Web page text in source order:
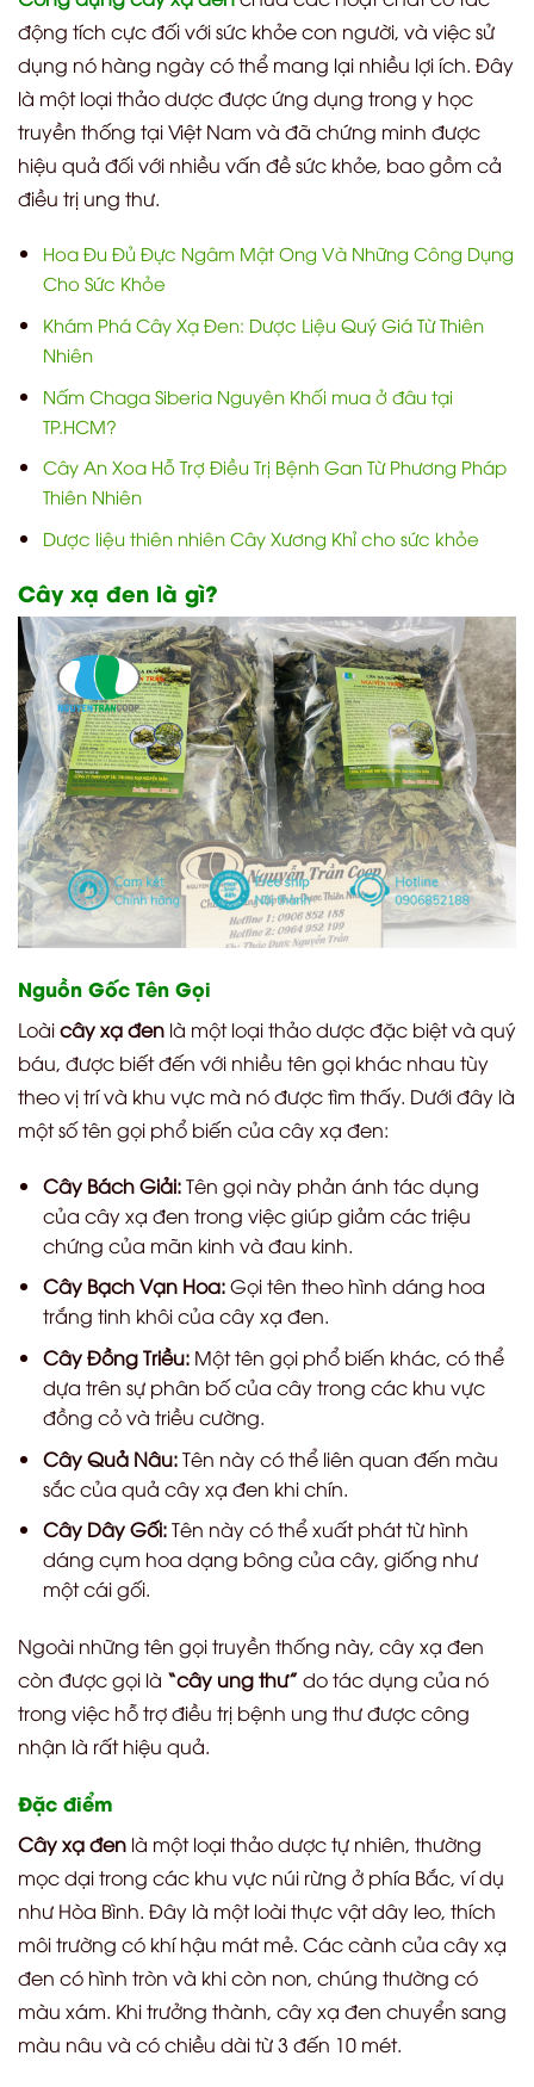
động tích cực đối với sức khỏe con người, và việc sử
dụng nó hàng ngày có thể mang lại nhiều lợi ích. Đây
là một loại thảo dược được ứng dụng trong y học
truyền thống tại Việt Nam và đã chứng minh được
hiệu quả đối với nhiều vấn đề sức khỏe, bao gồm cả
điều trị ung thư.
Hoa Đu Đủ Đực Ngâm Mật Ong Và Những Công Dụng
Cho Sức Khỏe
Khám Phá Cây Xạ Đen: Dược Liệu Quý Giá Từ Thiên
Nhiên
Nấm Chaga Siberia Nguyên Khối mua ở đâu tại
TP.HCM?
Cây An Xoa Hỗ Trợ Điều Trị Bệnh Gan Từ Phương Pháp
Thiên Nhiên
Dược liệu thiên nhiên Cây Xương Khỉ cho sức khỏe
Cây xạ đen là gì?
Nguồn Gốc Tên Gọi
Loàicây xạ đen là một loại thảo dược đặc biệt và quý
báu, được biết đến với nhiều tên gọi khác nhau tùy
theo vị trí và khu vực mà nó được tìm thấy. Dưới đây là
một số tên gọi phổ biến của cây xạ đen:
Cây Bách Giải:Tên gọi này phản ánh tác dụng
của cây xạ đen trong việc giúp giảm các triệu
chứng của mãn kinh và đau kinh.
Cây Bạch Vạn Hoa:Gọi tên theo hình dáng hoa
trắng tinh khôi của cây xạ đen.
Cây Đồng Triều:Một tên gọi phổ biến khác, có thể
dựa trên sự phân bố của cây trong các khu vực
đồng cỏ và triều cường.
Cây Quả Nâu:Tên này có thể liên quan đến màu
sắc của quả cây xạ đen khi chín.
Cây Dây Gối:Tên này có thể xuất phát từ hình
dáng cụm hoa dạng bông của cây, giống như
một cái gối.
Ngoài những tên gọi truyền thống này, cây xạ đen
còn được gọi là “cây ung thư”do tác dụng của nó
trong việc hỗ trợ điều trị bệnh ung thư được công
nhận là rất hiệu quả.
Đặc điểm
Cây xạ đen là một loại thảo dược tự nhiên, thường
mọc dại trong các khu vực núi rừng ở phía Bắc, ví dụ
như Hòa Bình. Đây là một loài thực vật dây leo, thích
môi trường có khí hậu mát mẻ. Các cành của cây xạ
đen có hình tròn và khi còn non, chúng thường có
màu xám. Khi trưởng thành, cây xạ đen chuyển sang
màu nâu và có chiều dài từ 3 đến 10 mét.